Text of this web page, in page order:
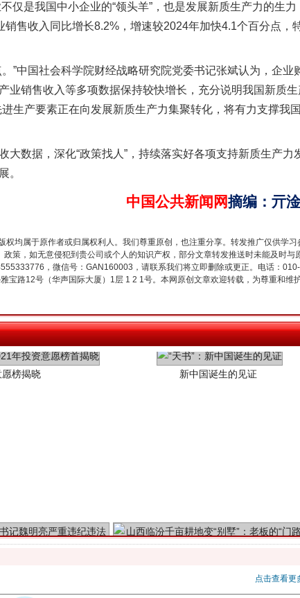
是我国中小企业的“领头羊”，也是发展新质生产力的生力
售收入同比增长8.2%，增速较2024年加快4.1个百分点，
中国社会科学院财经战略研究院党委书记张斌认为，企业
业销售收入等多项数据保持较快增长，充分说明我国新质生
生产要素正在向发展新质生产力集聚转化，将有力支撑我
数据，深化“政策找人”，持续落实好各项支持新质生产力
。
中国公共新闻网摘编 ： 亓
均属于原作者或归属权利人。我们尊重原创，也注重分享。转发推广仅供学习
策，如无意侵犯到贵公司或个人的知识产权，部分文章转发推送时未能及时与
，微信号：GAN160003，请联系我们将立即删除或更正。电话：010-
路12号（华声国际大厦）1层 1 2 1号。本网原创文章欢迎转载，为尊重和维
点击查看更